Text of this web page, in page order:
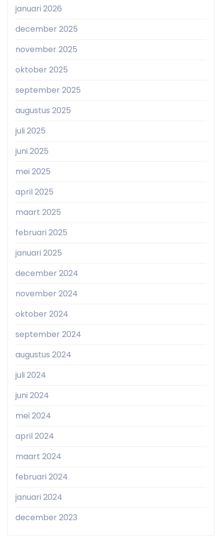
januari 2026
december 2025
november 2025
oktober 2025
september 2025
augustus 2025
juli 2025
juni 2025
mei 2025
april 2025
maart 2025
februari 2025
januari 2025
december 2024
november 2024
oktober 2024
september 2024
augustus 2024
juli 2024
juni 2024
mei 2024
april 2024
maart 2024
februari 2024
januari 2024
december 2023